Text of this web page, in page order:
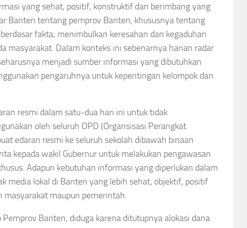
yang sehat, positif, konstruktif dan berimbang yang
Banten tentang pemprov Banten, khususnya tentang
fakta, menimbulkan keresahan dan kegaduhan
masyarakat. Dalam konteks ini sebenarnya harian radar
menjadi sumber informasi yang dibutuhkan
pengaruhnya untuk kepentingan kelompok dan
resmi dalam satu-dua hari ini untuk tidak
oleh seluruh OPD (Organsisasi Perangkat
edaran resmi ke seluruh sekolah dibawah binaan
kepada wakil Gubernur untuk melakukan pengawasan
Adapun kebutuhan informasi yang diperlukan dalam
media lokal di Banten yang lebih sehat, objektif, positif
maupun pemerintah.
Banten, diduga karena ditutupnya alokasi dana